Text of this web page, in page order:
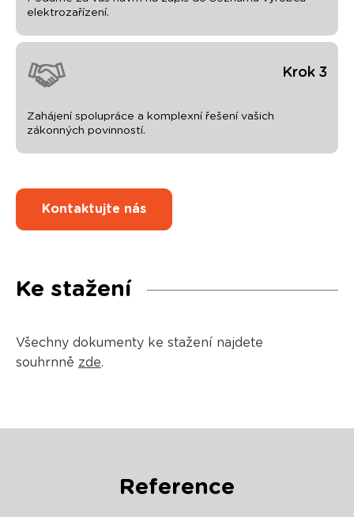
elektrozařízení.
Krok 3
Zahájení spolupráce a komplexní řešení vašich
zákonných povinností.
Kontaktujte nás
Ke stažení
Všechny dokumenty ke stažení najdete
souhrnně zde.
Reference